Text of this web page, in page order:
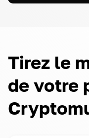
Tirez le
de votre